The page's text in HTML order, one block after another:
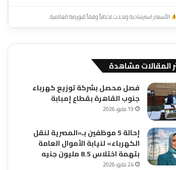
الأسعار استرشادية وتحدث لحظياً وفقاً للبورصة العالمية.
المقالات مشاهدة
فصل محصل بشركة توزيع كهرباء
جنوب القاهرة بقطاع إمبابة
19 مايو، 2026
إحالة 5 موظفين بـ«المصرية لنقل
الكهرباء» لنيابة الأموال العامة
بتهمة اختلاس 8.5 مليون جنيه
24 مايو، 2026